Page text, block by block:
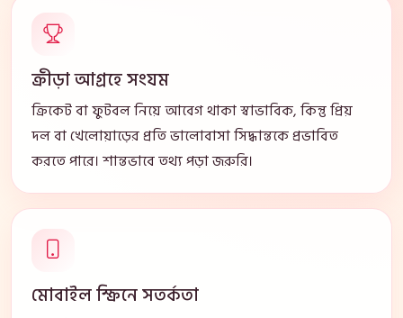
ক্রীড়া আগ্রহে সংযম
ক্রিকেট বা ফুটবল নিয়ে আবেগ থাকা স্বাভাবিক, কিন্তু প্রিয়
দল বা খেলোয়াড়ের প্রতি ভালোবাসা সিদ্ধান্তকে প্রভাবিত
করতে পারে। শান্তভাবে তথ্য পড়া জরুরি।
মোবাইল স্ক্রিনে সতর্কতা